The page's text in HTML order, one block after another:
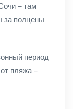
– там
за полцены
период
пляжа –